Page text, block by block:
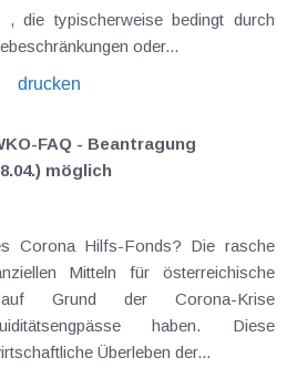
oder...
drucken
möglich
Hilfs-Fonds? Die rasche
Mitteln für österreichische
Grund der Corona-Krise
haben. Diese
Überleben der...